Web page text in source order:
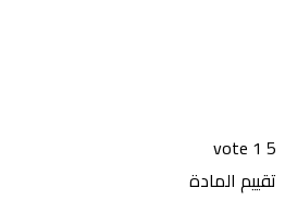
5
1
vote
تقييم المادة